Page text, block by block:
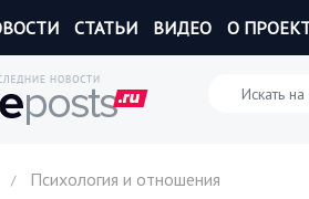
СТАТЬИ ВИДЕО О
/ Психология и отношения